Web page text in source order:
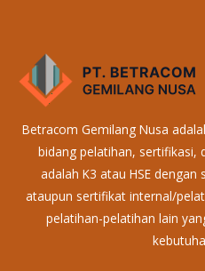
Betracom Gemilang Nusa
bidang pelatihan, sertifikasi,
adalah K3 atau HSE dengan
ataupun sertifikat internal/
pelatihan-pelatihan lain